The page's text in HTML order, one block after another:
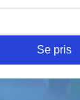
Se pris